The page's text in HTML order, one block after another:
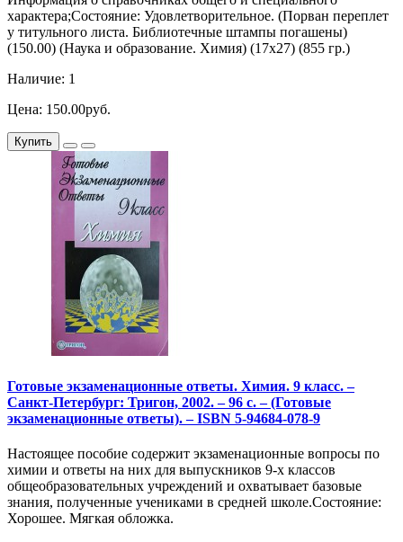
характера;Состояние: Удовлетворительное. (Порван переплет
у титульного листа. Библиотечные штампы погашены)
(150.00) (Наука и образование. Химия) (17х27) (855 гр.)
Наличие: 1
Цена: 150.00руб.
Купить
Готовые экзаменационные ответы. Химия. 9 класс. –
Санкт-Петербург: Тригон, 2002. – 96 с. – (Готовые
экзаменационные ответы). – ISBN 5-94684-078-9
Настоящее пособие содержит экзаменационные вопросы по
химии и ответы на них для выпускников 9-х классов
общеобразовательных учреждений и охватывает базовые
знания, полученные учениками в средней школе.Состояние:
Хорошее. Мягкая обложка.